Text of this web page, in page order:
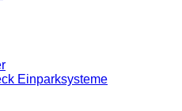
Einparksysteme